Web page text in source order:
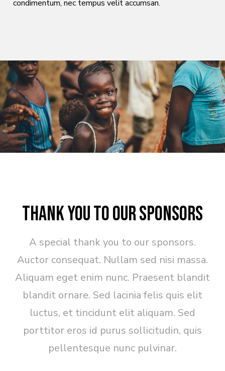
condimentum, nec tempus velit accumsan.
Thank you to our Sponsors
A special thank you to our sponsors.
Auctor consequat. Nullam sed nisi massa.
Aliquam eget enim nunc. Praesent blandit
blandit ornare. Sed lacinia felis quis elit
luctus, et tincidunt elit aliquam. Sed
porttitor eros id purus sollicitudin, quis
pellentesque nunc pulvinar.